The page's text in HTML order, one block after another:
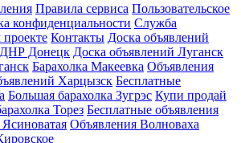
Правила сервиса Пользовательское
конфиденциальности Служба
Контакты Доска объявлений
Донецк Доска объявлений Луганск
Барахолка Макеевка Объявления
Харцызск Бесплатные
Большая барахолка Зугрэс Купи продай
Торез Бесплатные объявления
Ясиноватая Объявления Волноваха